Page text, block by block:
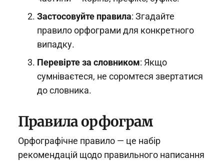
Застосовуйте правила: Згадайте
правило орфограми для конкретного
випадку.
Перевірте за словником: Якщо
сумніваєтеся, не соромтеся звертатися
до словника.
Правила орфограм
Орфографічне правило — це набір
рекомендацій щодо правильного написання